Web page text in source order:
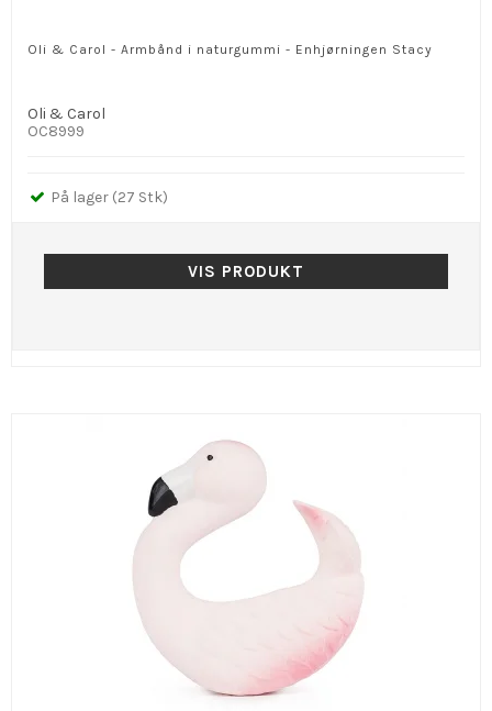
Oli & Carol - Armbånd i naturgummi - Enhjørningen Stacy
Oli & Carol
OC8999
På lager (27 Stk)
VIS PRODUKT